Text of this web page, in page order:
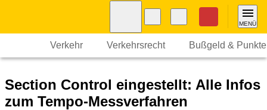
Seiteninhalt Fußzeile
Nothilfe
MENÜ
Verkehr Verkehrsrecht Bußgeld & Punkte
Section Control eingestellt: Alle Infos
zum Tempo-Messverfahren